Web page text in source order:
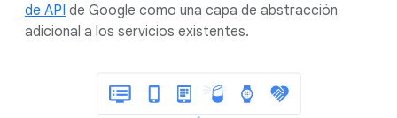
de API de Google como una capa de abstracción
adicional a los servicios existentes.